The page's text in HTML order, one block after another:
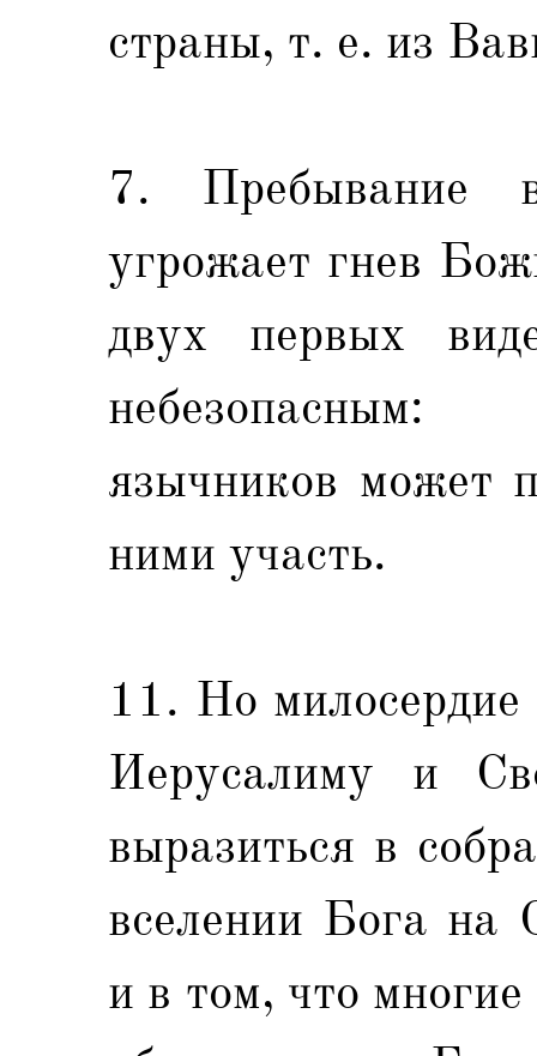
страны, т. е. из
7. Пребывание
угрожает гнев
двух первых
язычников может
ними участь.
11. Но
Иерусалиму и
выразиться в
вселении Бога на
и в том, что